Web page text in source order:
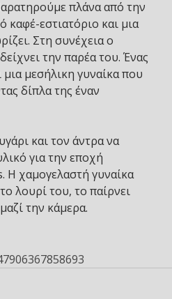
πλάνα από την
καφέ-εστιατόριο και μια
Στη συνέχεια ο
την παρέα του. Ένας
μια μεσήλικη γυναίκα που
δίπλα της έναν
και τον άντρα να
για την εποχή
χαμογελαστή γυναίκα
λουρί του, το παίρνει
την κάμερα.